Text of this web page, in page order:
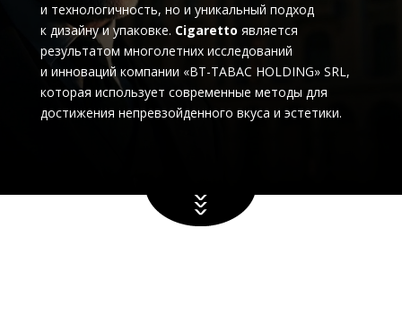
и технологичность, но и уникальный подход
к дизайну и упаковке. Cigaretto является
результатом многолетних исследований
и инноваций компании «BT-TABAC HOLDING» SRL,
которая использует современные методы для
достижения непревзойденного вкуса и эстетики.